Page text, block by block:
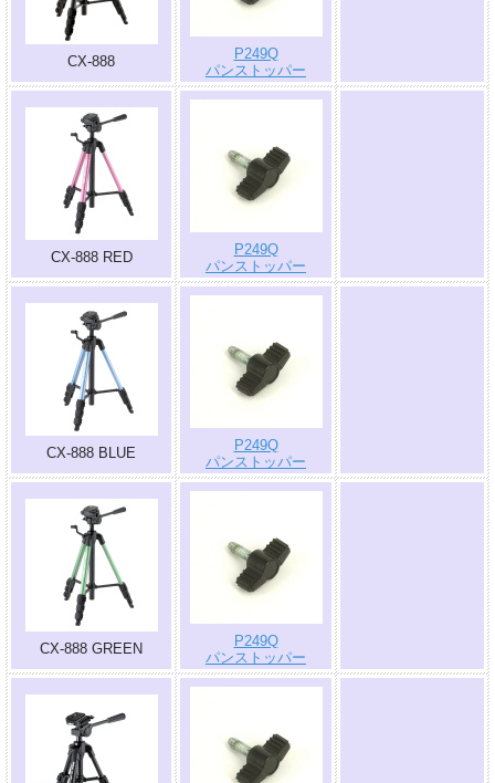
CX-888
P249Q
パンストッパー
CX-888 RED
P249Q
パンストッパー
CX-888 BLUE
P249Q
パンストッパー
CX-888 GREEN
P249Q
パンストッパー